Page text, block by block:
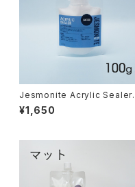
Jesmonite Acrylic Sealer
loss 100g（グロス・コーティン
グ 100g）
¥1,650